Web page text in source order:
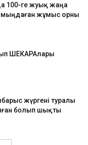
100-ге жуық жаңа
мыңдаған жұмыс орны
ШЕКАРАлары
жүргені туралы
болып шықты